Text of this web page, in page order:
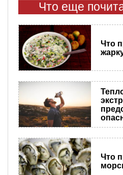
Что еще
Что
Что